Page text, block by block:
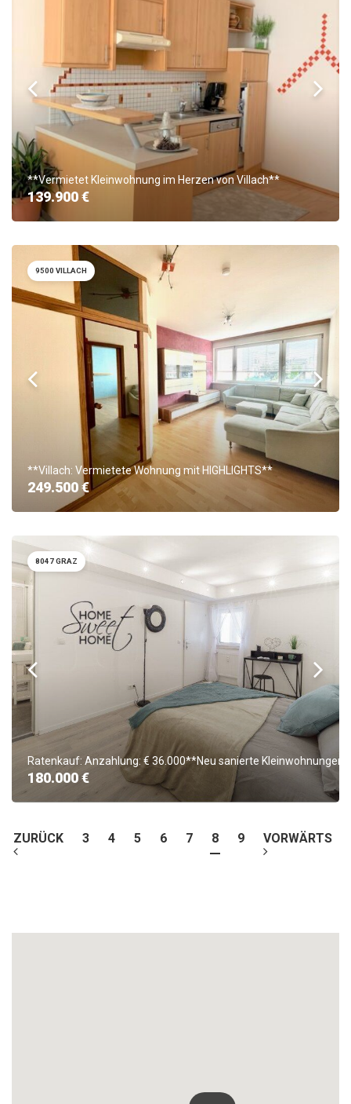
**Vermietet Kleinwohnung im Herzen von Villach**
139.900 €
**Villach: Vermietete Wohnung mit HIGHLIGHTS**
249.500 €
9500 VILLACH
Ratenkauf: Anzahlung: € 36.000**Neu sanierte Kleinwohnungen
180.000 €
8047 GRAZ
ZURÜCK 3 4 5 6 7 8 9 VORWÄRTS